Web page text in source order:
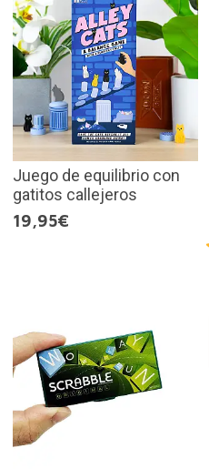
Juego de equilibrio con
gatitos callejeros
19,95€